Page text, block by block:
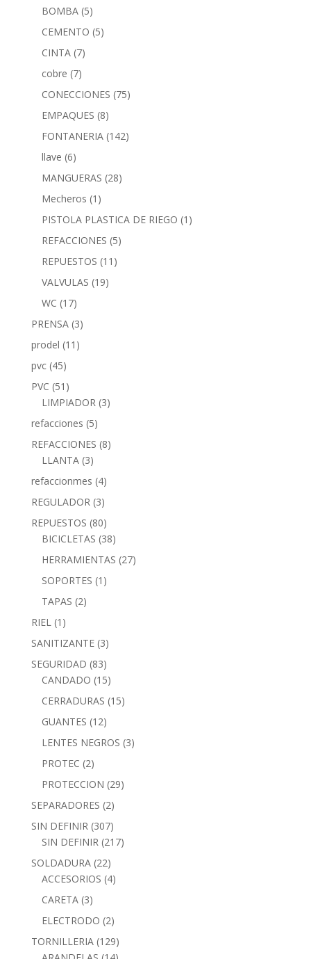
BOMBA (5)
CEMENTO (5)
CINTA (7)
cobre (7)
CONECCIONES (75)
EMPAQUES (8)
FONTANERIA (142)
llave (6)
MANGUERAS (28)
Mecheros (1)
PISTOLA PLASTICA DE RIEGO (1)
REFACCIONES (5)
REPUESTOS (11)
VALVULAS (19)
WC (17)
PRENSA (3)
prodel (11)
pvc (45)
PVC (51)
LIMPIADOR (3)
refacciones (5)
REFACCIONES (8)
LLANTA (3)
refaccionmes (4)
REGULADOR (3)
REPUESTOS (80)
BICICLETAS (38)
HERRAMIENTAS (27)
SOPORTES (1)
TAPAS (2)
RIEL (1)
SANITIZANTE (3)
SEGURIDAD (83)
CANDADO (15)
CERRADURAS (15)
GUANTES (12)
LENTES NEGROS (3)
PROTEC (2)
PROTECCION (29)
SEPARADORES (2)
SIN DEFINIR (307)
SIN DEFINIR (217)
SOLDADURA (22)
ACCESORIOS (4)
CARETA (3)
ELECTRODO (2)
TORNILLERIA (129)